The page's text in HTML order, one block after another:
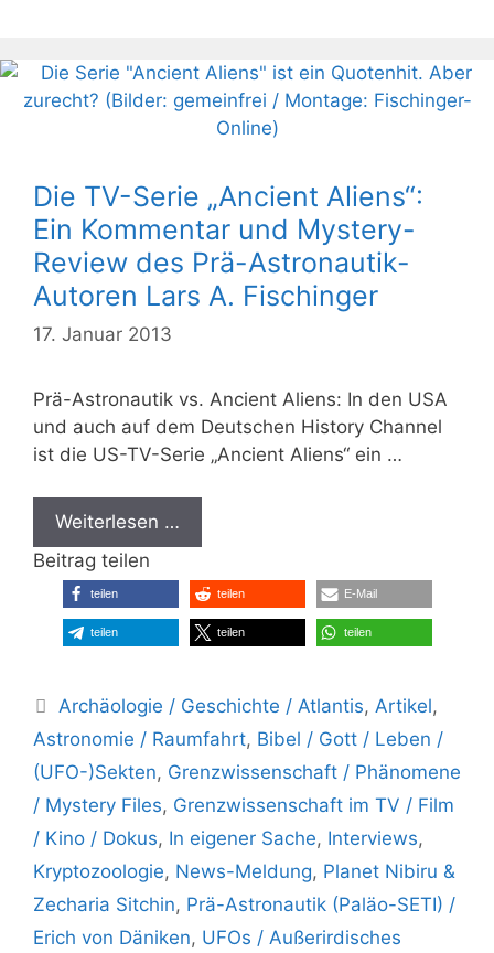
Die TV-Serie „Ancient Aliens“:
Ein Kommentar und Mystery-
Review des Prä-Astronautik-
Autoren Lars A. Fischinger
17. Januar 2013
Prä-Astronautik vs. Ancient Aliens: In den USA
und auch auf dem Deutschen History Channel
ist die US-TV-Serie „Ancient Aliens“ ein …
Weiterlesen …
Beitrag teilen
teilen teilen E-Mail
teilen teilen teilen
Kategorien
Archäologie / Geschichte / Atlantis, Artikel,
Astronomie / Raumfahrt, Bibel / Gott / Leben /
(UFO-)Sekten, Grenzwissenschaft / Phänomene
/ Mystery Files, Grenzwissenschaft im TV / Film
/ Kino / Dokus, In eigener Sache, Interviews,
Kryptozoologie, News-Meldung, Planet Nibiru &
Zecharia Sitchin, Prä-Astronautik (Paläo-SETI) /
Erich von Däniken, UFOs / Außerirdisches